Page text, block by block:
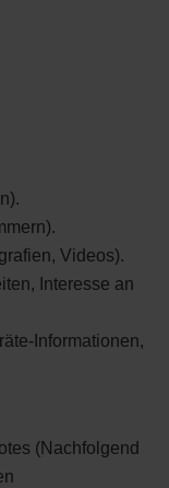
Videos).
Interesse an
Informationen,
(Nachfolgend